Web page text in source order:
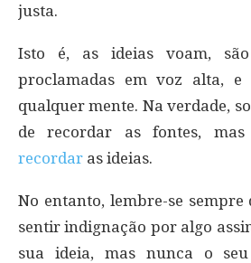
justa.
Isto é, as ideias voam,
proclamadas em voz alta, e
qualquer mente. Na verdade,
de recordar as fontes,
recordar as ideias.
No entanto, lembre-se sempre
sentir indignação por algo
sua ideia, mas nunca o